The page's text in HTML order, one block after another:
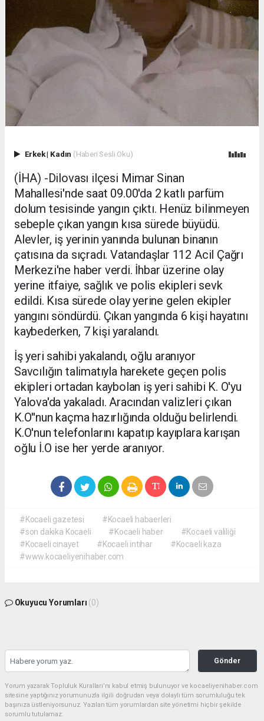
Erkek| Kadın (Haberi Sesli Oku)
(İHA) -Dilovası ilçesi Mimar Sinan
Mahallesi'nde saat 09.00'da 2 katlı parfüm
dolum tesisinde yangın çıktı. Henüz bilinmeyen
sebeple çıkan yangın kısa sürede büyüdü.
Alevler, iş yerinin yanında bulunan binanın
çatısına da sıçradı. Vatandaşlar 112 Acil Çağrı
Merkezi'ne haber verdi. İhbar üzerine olay
yerine itfaiye, sağlık ve polis ekipleri sevk
edildi. Kısa sürede olay yerine gelen ekipler
yangını söndürdü. Çıkan yangında 6 kişi hayatını
kaybederken, 7 kişi yaralandı.
İş yeri sahibi yakalandı, oğlu aranıyor
Savcılığın talimatıyla harekete geçen polis
ekipleri ortadan kaybolan iş yeri sahibi K. O'yu
Yalova'da yakaladı. Aracından valizleri çıkan
K.O''nun kaçma hazırlığında olduğu belirlendi.
K.O'nun telefonlarını kapatıp kayıplara karışan
oğlu İ.O ise her yerde aranıyor.
#Kocaeli gazetesi
#Kocaeli habaerleri
#son dakika Kocaeli
#Kocaeli haber
#Kocaeli valiliği
#Kocaeli cinayet
#Kocaeli intihar
#Kocaeli kaza
#www.kocaeliyenihaber.com
Okuyucu Yorumları (0)
Gönder
Yorum yazarak Topluluk Kuralları’nı kabul etmiş bulunuyor ve kocaeliyenihaber.com
sitesine yaptığınız yorumunuzla ilgili doğrudan veya dolaylı tüm sorumluluğu tek
başınıza üstleniyorsunuz. Yazılan tüm yorumlardan site yönetimi hiçbir şekilde
sorumlu tutulamaz.